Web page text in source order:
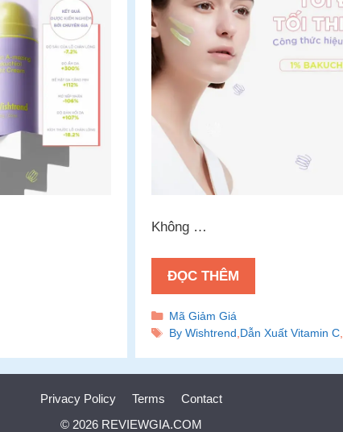
Không …
ĐỌC THÊM
Danh
mục
Mã Giảm Giá
Thẻ
By Wishtrend,Dẫn Xuất Vitamin C,
Privacy Policy Terms
Contact
© 2026 REVIEWGIA.COM